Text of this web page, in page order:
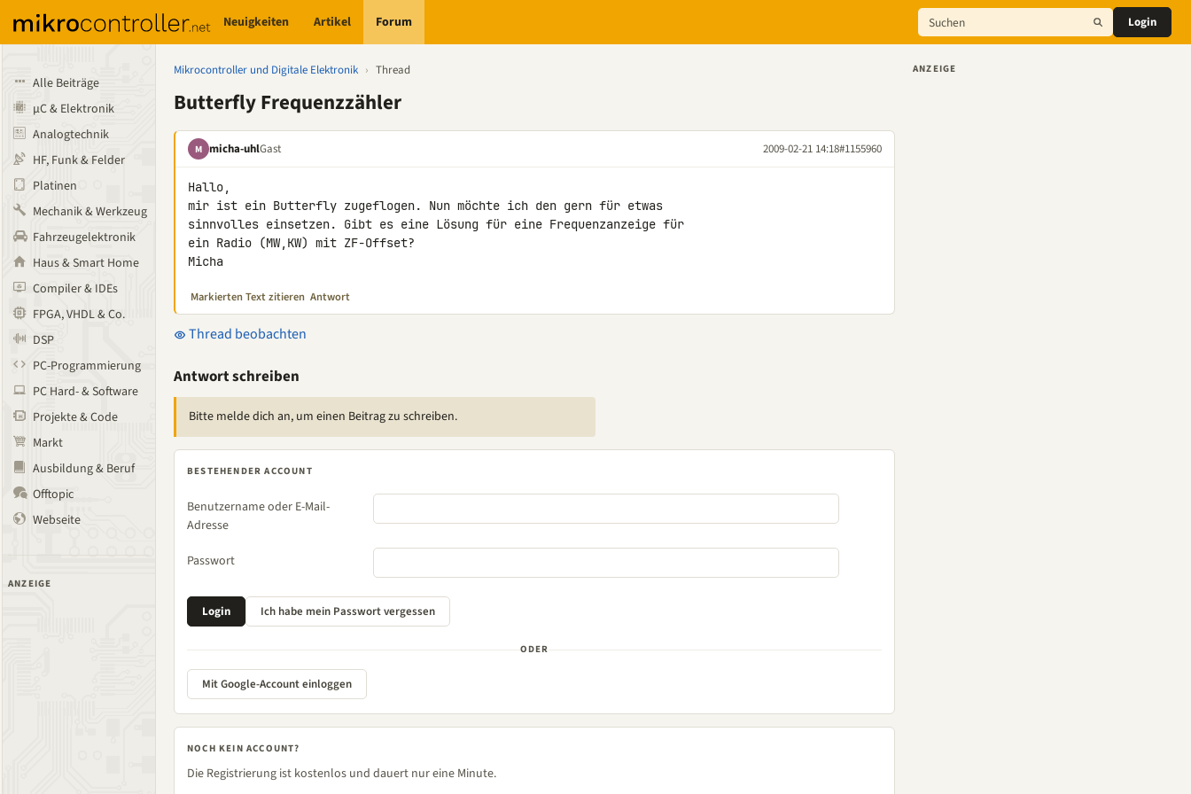
Neuigkeiten Artikel Forum Login
Alle Beiträge
µC & Elektronik
Analogtechnik
HF, Funk & Felder
Platinen
Mechanik & Werkzeug
Fahrzeugelektronik
Haus & Smart Home
Compiler & IDEs
FPGA, VHDL & Co.
DSP
PC-Programmierung
PC Hard- & Software
Projekte & Code
Markt
Ausbildung & Beruf
Offtopic
Webseite
ANZEIGE
Mikrocontroller und Digitale Elektronik › Thread
Butterfly Frequenzzähler
M micha-uhlGast 2009-02-21 14:18#1155960
Hallo,
mir ist ein Butterfly zugeflogen. Nun möchte ich den gern für etwas
sinnvolles einsetzen. Gibt es eine Lösung für eine Frequenzanzeige für
ein Radio (MW,KW) mit ZF-Offset?
Micha
Markierten Text zitieren Antwort
Thread beobachten
Antwort schreiben
Bitte melde dich an, um einen Beitrag zu schreiben.
BESTEHENDER ACCOUNT
Benutzername oder E-Mail-
Adresse
Passwort
ODER
Mit Google-Account einloggen
NOCH KEIN ACCOUNT?
Die Registrierung ist kostenlos und dauert nur eine Minute.
ANZEIGE